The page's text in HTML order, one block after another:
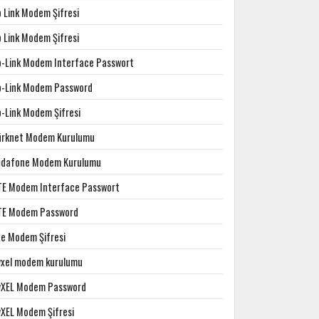
Link Modem Şifresi
Link Modem Şifresi
Link Modem Interface Passwort
Link Modem Password
Link Modem Şifresi
Modem Kurulumu
Modem Kurulumu
Modem Interface Passwort
Modem Password
Modem Şifresi
modem kurulumu
Modem Password
Modem Şifresi